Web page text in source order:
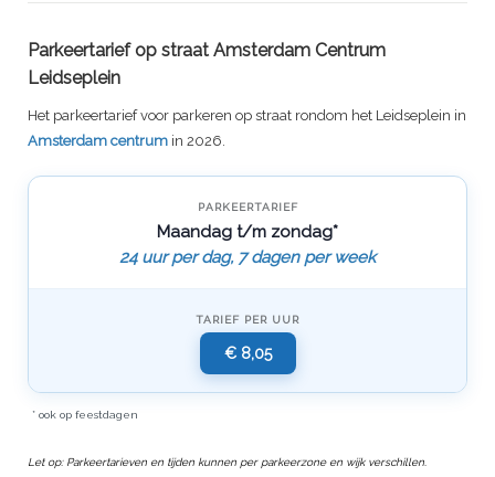
Parkeertarief op straat Amsterdam Centrum
Leidseplein
Het parkeertarief voor parkeren op straat rondom het Leidseplein in
Amsterdam centrum in 2026.
PARKEERTARIEF
Maandag t/m zondag*
24 uur per dag, 7 dagen per week
TARIEF PER UUR
€ 8,05
* ook op feestdagen
Let op: Parkeertarieven en tijden kunnen per parkeerzone en wijk verschillen.